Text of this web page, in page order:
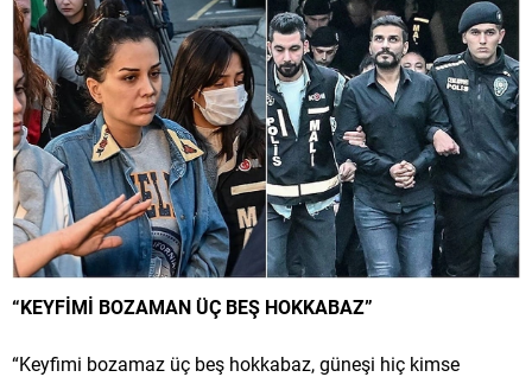
“KEYFİMİ BOZAMAN ÜÇ BEŞ HOKKABAZ”
“Keyfimi bozamaz üç beş hokkabaz, güneşi hiç kimse